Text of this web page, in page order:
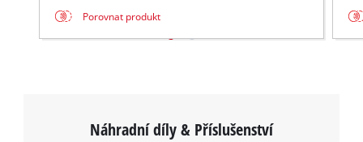
visitor. The website owner needs to setup
the site with their CMP to add this content
Porovnat produkt
Náhradní díly & Příslušenství